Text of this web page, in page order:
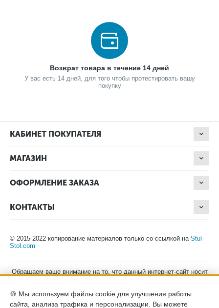
Возврат товара в течение 14 дней
У вас есть 14 дней, для того чтобы протестировать вашу
покупку
КАБИНЕТ ПОКУПАТЕЛЯ
МАГАЗИН
ОФОРМЛЕНИЕ ЗАКАЗА
КОНТАКТЫ
© 2015-2022 копирование материалов только со ссылкой на Stul-
Stol.com
Обращаем ваше внимание на то, что данный интернет-сайт носит
положениями Статьи 437 (2) Гражданского кодекса Российской
Федерации. Для получения подробной информации о наличии и
🍪 Мы используем файлы cookie для улучшения работы
сайта, анализа трафика и персонализации. Вы можете